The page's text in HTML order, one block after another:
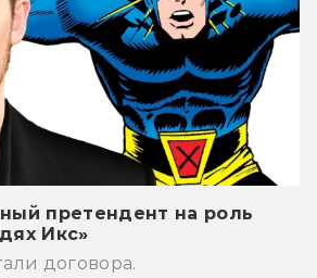
претендент на роль
Икс»
договора.